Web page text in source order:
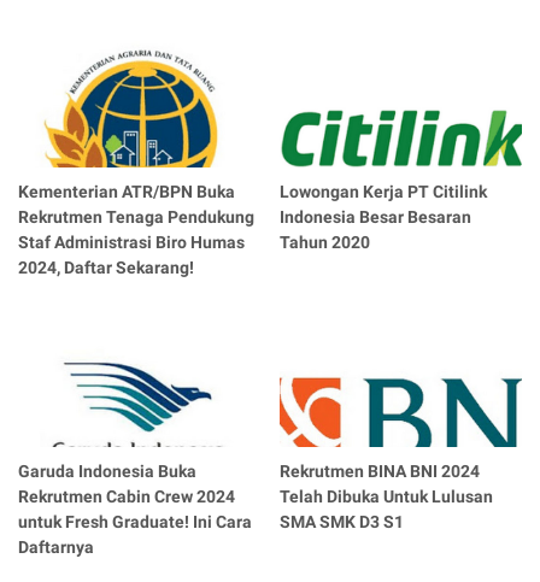
Kementerian ATR/BPN Buka
Rekrutmen Tenaga Pendukung
Staf Administrasi Biro Humas
2024, Daftar Sekarang!
Lowongan Kerja PT Citilink
Indonesia Besar Besaran
Tahun 2020
Garuda Indonesia Buka
Rekrutmen Cabin Crew 2024
untuk Fresh Graduate! Ini Cara
Daftarnya
Rekrutmen BINA BNI 2024
Telah Dibuka Untuk Lulusan
SMA SMK D3 S1